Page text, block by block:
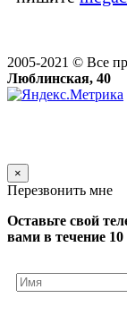
2005-2021 © Все
Люблинская, 40
×
Перезвонить мне
Оставьте свой
вами в течение